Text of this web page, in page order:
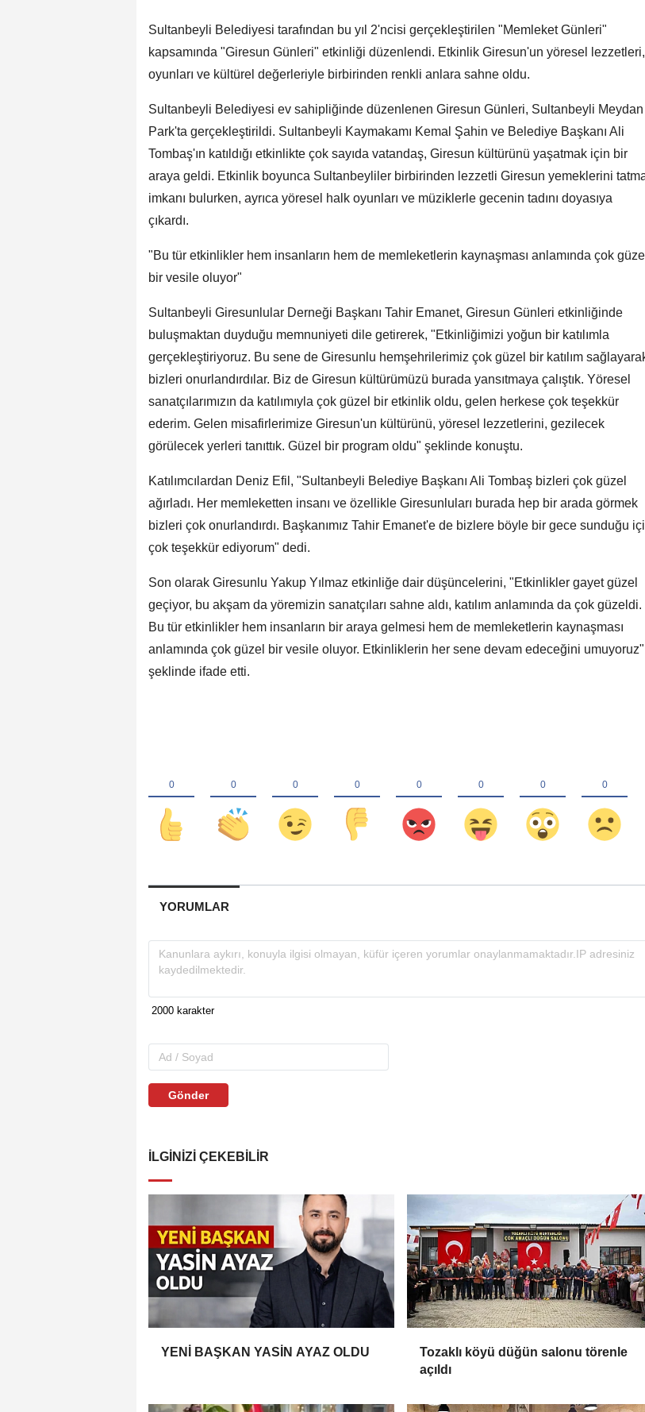
Sultanbeyli Belediyesi tarafından bu yıl 2'ncisi gerçekleştirilen "Memleket Günleri"
kapsamında "Giresun Günleri" etkinliği düzenlendi. Etkinlik Giresun'un yöresel lezzetleri,
oyunları ve kültürel değerleriyle birbirinden renkli anlara sahne oldu.
Sultanbeyli Belediyesi ev sahipliğinde düzenlenen Giresun Günleri, Sultanbeyli Meydan
Park'ta gerçekleştirildi. Sultanbeyli Kaymakamı Kemal Şahin ve Belediye Başkanı Ali
Tombaş'ın katıldığı etkinlikte çok sayıda vatandaş, Giresun kültürünü yaşatmak için bir
araya geldi. Etkinlik boyunca Sultanbeyliler birbirinden lezzetli Giresun yemeklerini
imkanı bulurken, ayrıca yöresel halk oyunları ve müziklerle gecenin tadını doyasıya
çıkardı.
"Bu tür etkinlikler hem insanların hem de memleketlerin kaynaşması anlamında çok güzel
bir vesile oluyor"
Sultanbeyli Giresunlular Derneği Başkanı Tahir Emanet, Giresun Günleri etkinliğinde
buluşmaktan duyduğu memnuniyeti dile getirerek, "Etkinliğimizi yoğun bir katılımla
gerçekleştiriyoruz. Bu sene de Giresunlu hemşehrilerimiz çok güzel bir katılım
bizleri onurlandırdılar. Biz de Giresun kültürümüzü burada yansıtmaya çalıştık. Yöresel
sanatçılarımızın da katılımıyla çok güzel bir etkinlik oldu, gelen herkese çok teşekkür
ederim. Gelen misafirlerimize Giresun'un kültürünü, yöresel lezzetlerini, gezilecek
görülecek yerleri tanıttık. Güzel bir program oldu" şeklinde konuştu.
Katılımcılardan Deniz Efil, "Sultanbeyli Belediye Başkanı Ali Tombaş bizleri çok güzel
ağırladı. Her memleketten insanı ve özellikle Giresunluları burada hep bir arada görmek
bizleri çok onurlandırdı. Başkanımız Tahir Emanet'e de bizlere böyle bir gece sunduğu
çok teşekkür ediyorum" dedi.
Son olarak Giresunlu Yakup Yılmaz etkinliğe dair düşüncelerini, "Etkinlikler gayet güzel
geçiyor, bu akşam da yöremizin sanatçıları sahne aldı, katılım anlamında da çok güzeldi.
Bu tür etkinlikler hem insanların bir araya gelmesi hem de memleketlerin kaynaşması
anlamında çok güzel bir vesile oluyor. Etkinliklerin her sene devam edeceğini umuyoruz"
şeklinde ifade etti.
YORUMLAR
Gönder
İLGINIZI ÇEKEBILIR
YENİ BAŞKAN YASİN AYAZ OLDU
Tozaklı köyü düğün salonu törenle
açıldı